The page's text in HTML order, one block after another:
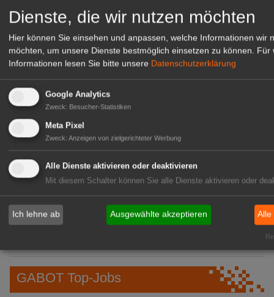
08:40
Klasmann-Deilmann: Neue
Produktionsstätte in Papenburg
08:08
VGL Bayern: Beste Meister 2026
geehrt
07:01
Mecklenburg-Vorpommern: Anbau
und Ernte von Gemüse und
Erdbeeren
06:43
BÖLW: Bio wächst trotz
Konsumflaute
Garten und Gebäude
05:59
Sachsen-Anhalt: 20 Euro monatlich
GABOT Top-Jobs
Dienste, die wir nutzen möchten
Hier können Sie einsehen und anpassen, welche Informationen wir
möchten, um unsere Dienste bestmöglich einsetzen zu können. Für
Informationen lesen Sie bitte unsere Datenschutzerklärung
Google Analytics
Zweck: Besucher-Statistiken
Meta Pixel
Zweck: Anzeigen von zielgerichteter Werbung
Alle Dienste aktivieren oder deaktivieren
Mit diesem Schalter können Sie alle Dienste aktivieren oder
Ich lehne ab Ausgewählte akzeptieren Alle